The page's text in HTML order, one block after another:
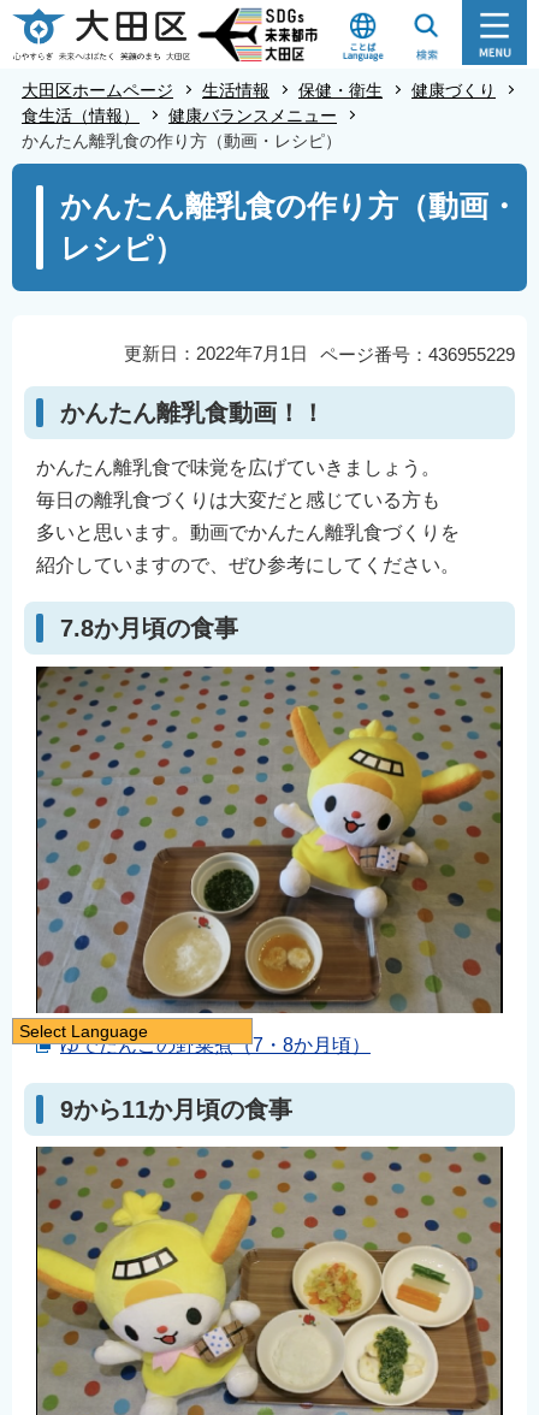
こ
の
の
大田区ホームページ 生活情報 保健・衛生
健康づくり
食生活（情報）
健康バランスメニュー
かんたん離乳食の作り方（動画・レシピ）
かんたん離乳食の作り方（動画・
レシピ）
ページ番号：436955229
更新日：2022年7月1日
かんたん離乳食動画！！
かんたん離乳食で味覚を広げていきましょう。
毎日の離乳食づくりは大変だと感じている方も
多いと思います。動画でかんたん離乳食づくりを
紹介していますので、ぜひ参考にしてください。
7.8か月頃の食事
ゆでだんごの野菜煮（7・8か月頃）
9から11か月頃の食事
Select Language
English
简体中文
繁體中文
한국어
नेपाली
Filipino